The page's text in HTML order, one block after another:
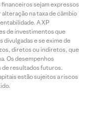
sejam expressos
na taxa de câmbio
A XP
de investimentos que
divulgadas e se exime de
diretos ou indiretos, que
Os desempenhos
de resultados futuros.
estão sujeitos a riscos